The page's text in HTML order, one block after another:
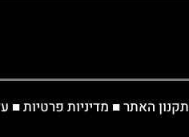
תקנון האתר■ מדיניות פרטיות■